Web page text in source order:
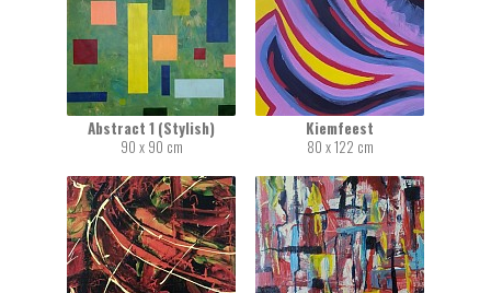
Abstract 1 (Stylish)
90 x 90 cm
Kiemfeest
80 x 122 cm